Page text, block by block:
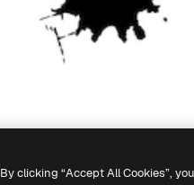
By clicking “Accept All Cookies”,